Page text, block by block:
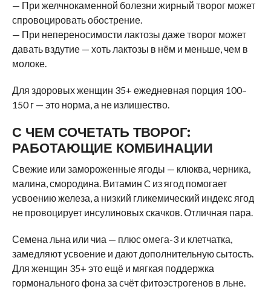
— При желчнокаменной болезни жирный творог может
спровоцировать обострение.
— При непереносимости лактозы даже творог может
давать вздутие — хоть лактозы в нём и меньше, чем в
молоке.
Для здоровых женщин 35+ ежедневная порция 100–
150 г — это норма, а не излишество.
С ЧЕМ СОЧЕТАТЬ ТВОРОГ:
РАБОТАЮЩИЕ КОМБИНАЦИИ
Свежие или замороженные ягоды — клюква, черника,
малина, смородина. Витамин C из ягод помогает
усвоению железа, а низкий гликемический индекс ягод
не провоцирует инсулиновых скачков. Отличная пара.
Семена льна или чиа — плюс омега-3 и клетчатка,
замедляют усвоение и дают дополнительную сытость.
Для женщин 35+ это ещё и мягкая поддержка
гормонального фона за счёт фитоэстрогенов в льне.